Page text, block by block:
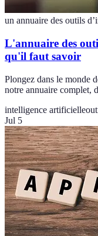
un annuaire des outils
L'annuaire des
qu'il faut savoir
Plongez dans le monde
notre annuaire complet,
intelligence artificielle
Jul 5